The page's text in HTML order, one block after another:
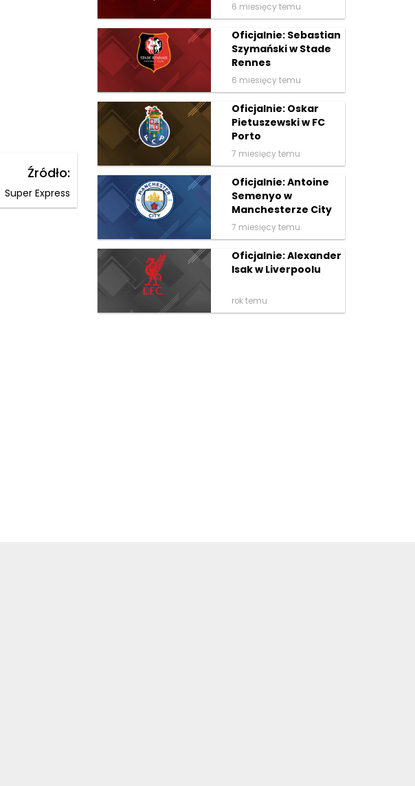
Źródło:
Super Express
6 miesięcy temu
Oficjalnie: Sebastian
Szymański w Stade
Rennes
6 miesięcy temu
Oficjalnie: Oskar
Pietuszewski w FC
Porto
7 miesięcy temu
Oficjalnie: Antoine
Semenyo w
Manchesterze City
7 miesięcy temu
Oficjalnie: Alexander
Isak w Liverpoolu
rok temu